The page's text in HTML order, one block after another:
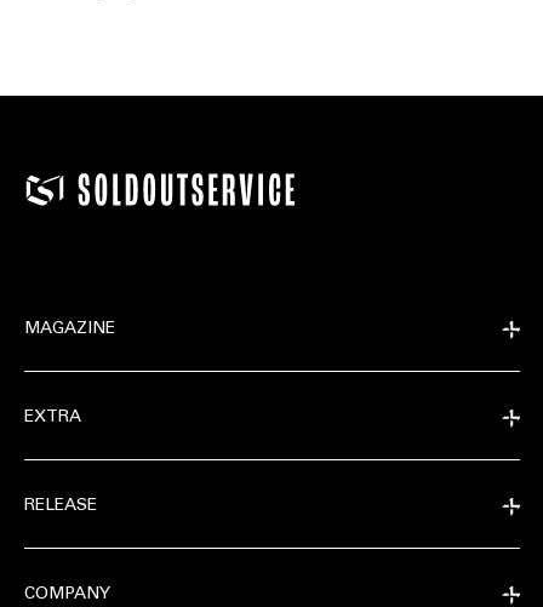
MAGAZINE
EXTRA
RELEASE
COMPANY